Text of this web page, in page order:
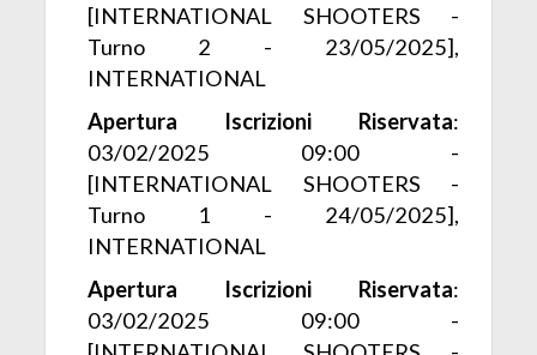
[INTERNATIONAL SHOOTERS -
Turno 2 - 23/05/2025],
INTERNATIONAL
Apertura Iscrizioni Riservata:
03/02/2025 09:00 -
[INTERNATIONAL SHOOTERS -
Turno 1 - 24/05/2025],
INTERNATIONAL
Apertura Iscrizioni Riservata:
03/02/2025 09:00 -